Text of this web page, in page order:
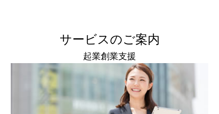
サービスのご案内
起業創業支援